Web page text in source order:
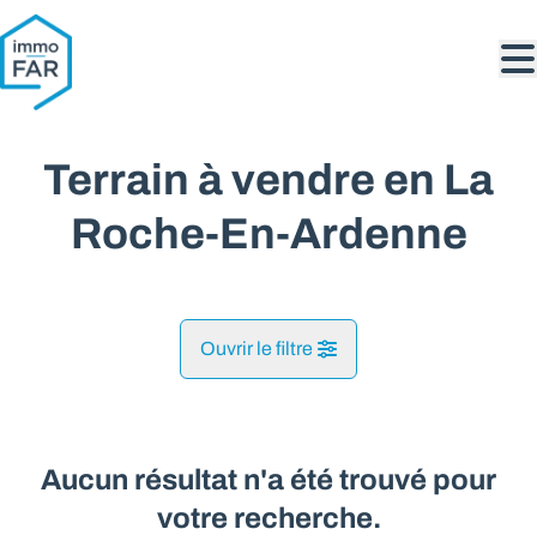
Aller au contenu principal
Terrain à vendre en La
Roche-En-Ardenne
Ouvrir le filtre
La-Roche-En-Ardenne (6980, 6982) Remove
Vue de la carte
Aucun résultat n'a été trouvé pour
votre recherche.